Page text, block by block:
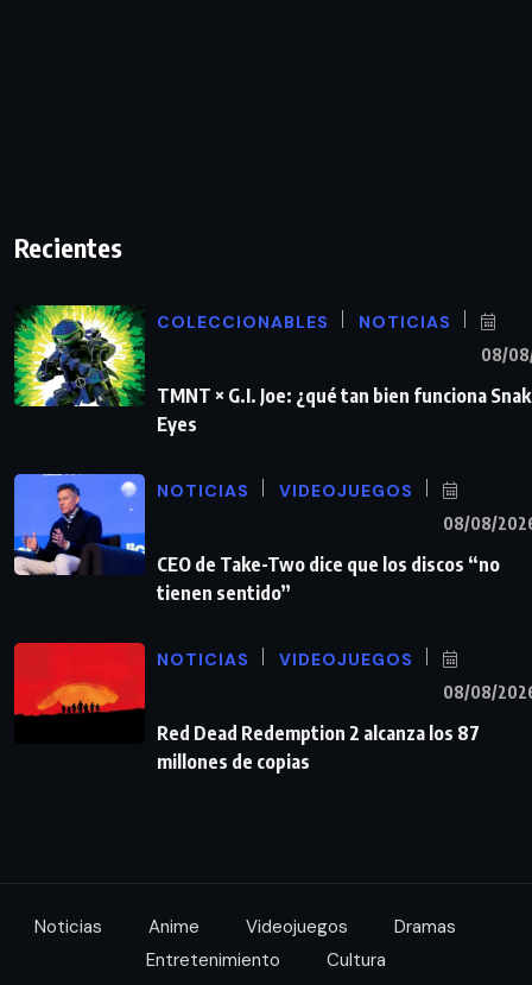
Recientes
COLECCIONABLES NOTICIAS
08/
TMNT × G.I. Joe: ¿qué tan bien funciona
Eyes
NOTICIAS VIDEOJUEGOS
08/08/
CEO de Take-Two dice que los discos “no
tienen sentido”
NOTICIAS VIDEOJUEGOS
08/08/
Red Dead Redemption 2 alcanza los 87
millones de copias
Noticias Anime Videojuegos
Dramas
Entretenimiento
Cultura